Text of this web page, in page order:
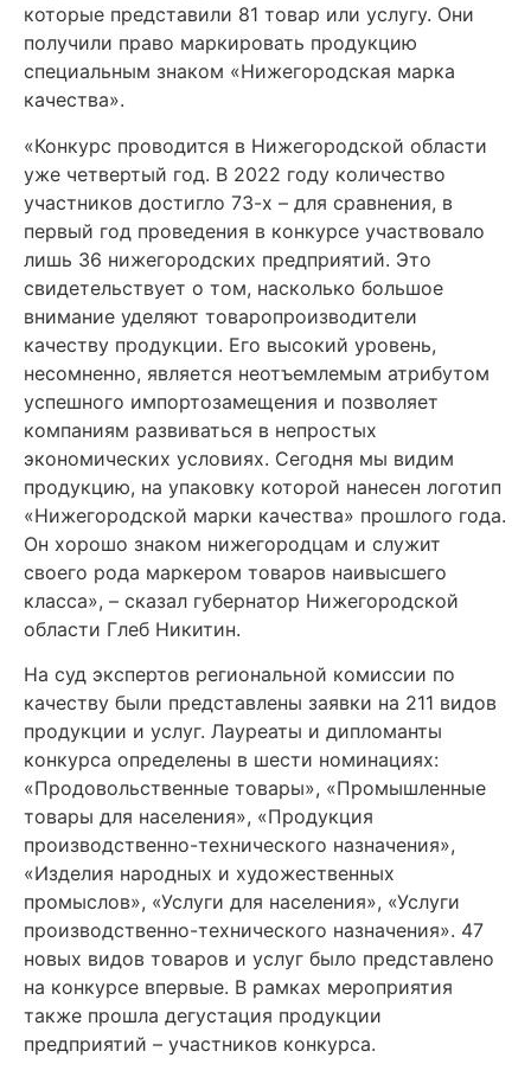
которые представили 81 товар или услугу. Они
получили право маркировать продукцию
специальным знаком «Нижегородская марка
качества».
«Конкурс проводится в Нижегородской области
уже четвертый год. В 2022 году количество
участников достигло 73-х – для сравнения, в
первый год проведения в конкурсе участвовало
лишь 36 нижегородских предприятий. Это
свидетельствует о том, насколько большое
внимание уделяют товаропроизводители
качеству продукции. Его высокий уровень,
несомненно, является неотъемлемым атрибутом
успешного импортозамещения и позволяет
компаниям развиваться в непростых
экономических условиях. Сегодня мы видим
продукцию, на упаковку которой нанесен логотип
«Нижегородской марки качества» прошлого года.
Он хорошо знаком нижегородцам и служит
своего рода маркером товаров наивысшего
класса», – сказал губернатор Нижегородской
области Глеб Никитин.
На суд экспертов региональной комиссии по
качеству были представлены заявки на 211 видов
продукции и услуг. Лауреаты и дипломанты
конкурса определены в шести номинациях:
«Продовольственные товары», «Промышленные
товары для населения», «Продукция
производственно-технического назначения»,
«Изделия народных и художественных
промыслов», «Услуги для населения», «Услуги
производственно-технического назначения». 47
новых видов товаров и услуг было представлено
на конкурсе впервые. В рамках мероприятия
также прошла дегустация продукции
предприятий – участников конкурса.